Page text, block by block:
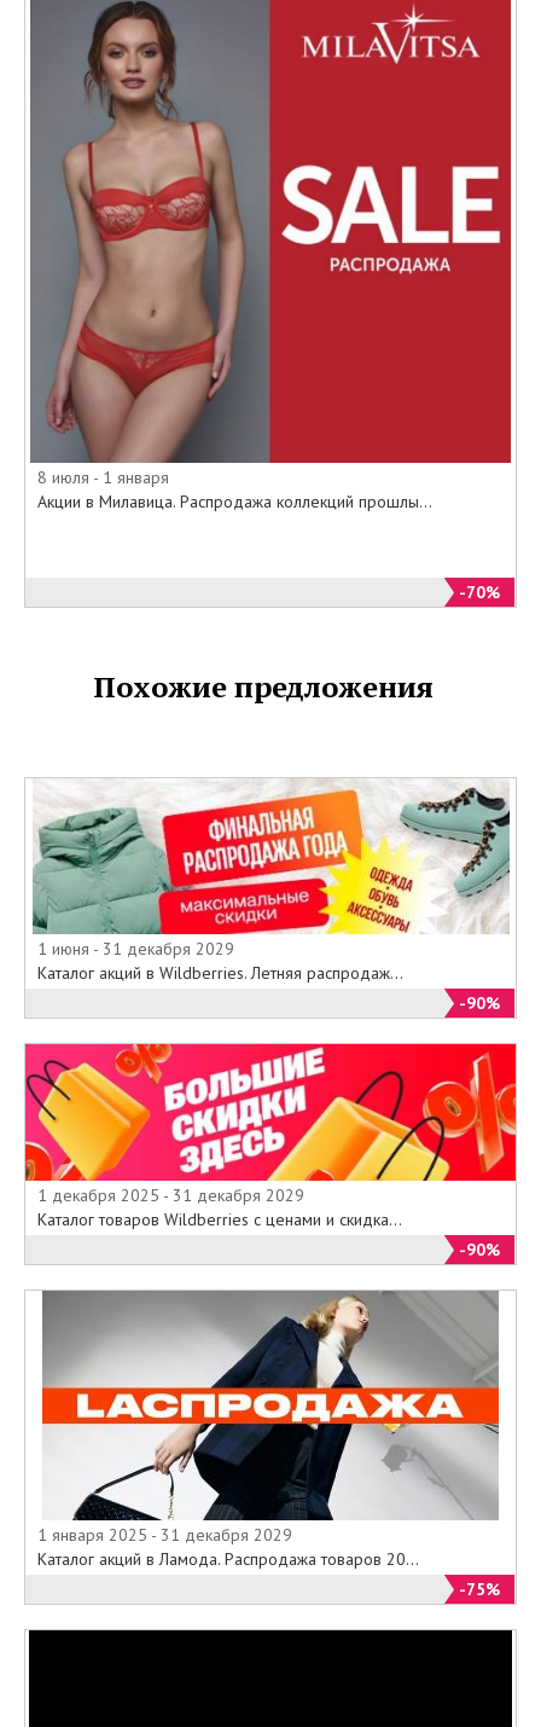
8 июля - 1 января
Акции в Милавица. Распродажа коллекций прошлы...
-70%
Похожие предложения
1 июня - 31 декабря 2029
Каталог акций в Wildberries. Летняя распродаж...
-90%
1 декабря 2025 - 31 декабря 2029
Каталог товаров Wildberries с ценами и скидка...
-90%
1 января 2025 - 31 декабря 2029
Каталог акций в Ламода. Распродажа товаров 20...
-75%